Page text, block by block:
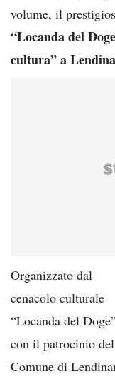
volume, il
“Locanda del
cultura” a
Organizzato dal
cenacolo culturale
“Locanda del
con il patrocinio del
Comune di